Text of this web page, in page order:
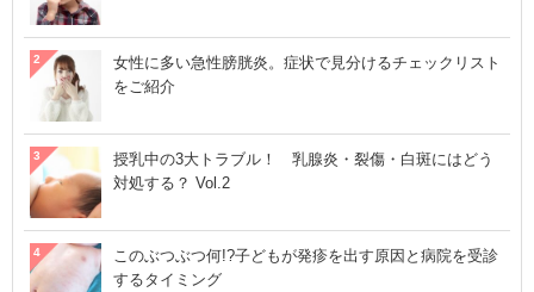
女性に多い急性膀胱炎。症状で見分けるチェックリスト
をご紹介
授乳中の3大トラブル！ 乳腺炎・裂傷・白斑にはどう
対処する？ Vol.2
このぶつぶつ何!?子どもが発疹を出す原因と病院を受診
するタイミング